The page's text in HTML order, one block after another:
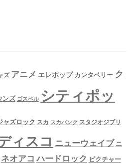
ズ アニメ エレポップ カンタベリー ク
ンズ ゴスペル シティポッ
ャズロック スカ スカパンク スタジオジブリ
ィスコ ニューウェイブ ニ
ネオアコ ハードロック ピクチャー